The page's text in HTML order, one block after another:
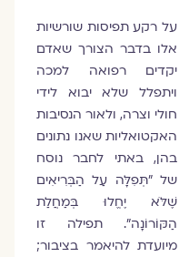
על רקע תפיסות שורשיות
אלו בדבר הצורך שאדם
יקדים רפואה למכה
ויתפלל שלא יבוא לידי
חולי וצרה, ולאור הנסיבות
האקטואליות שאנו נתונים
בהן, באתי לחבר נוסח
של "תְּפִלָּה עַל הַבְּרִיאִים
שֶׁלֹּא יֶחֱלוּ בְּמַחֲלַת
הַקּוֹרוֹנָה". תפילה זו
מיועדת להיאמר בציבור;